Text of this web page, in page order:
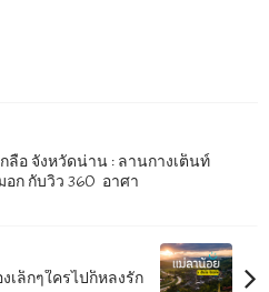
ลือ จังหวัดน่าน : ลานกางเต็นท์
ก กับวิว 360 อาศา
เล็กๆใครไปก็หลงรัก